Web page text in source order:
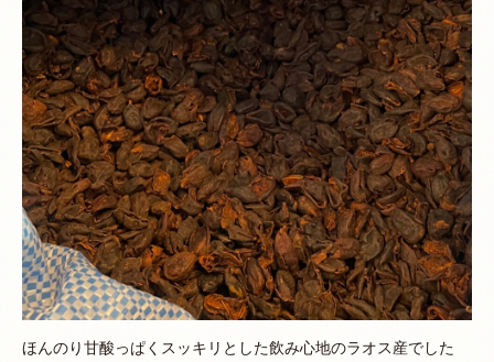
ほんのり甘酸っぱくスッキリとした飲み心地のラオス産でした